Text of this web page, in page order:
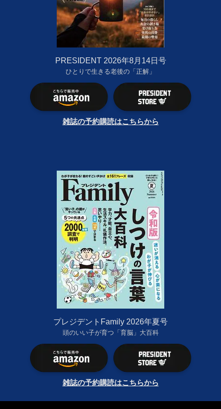
PRESIDENT 2026年8月14日号
ひとりで生きる老後の「正解」
雑誌の予約購読はこちらから
プレジデントFamily 2026年夏号
頭のいい子が育つ「育脳」大百科
雑誌の予約購読はこちらから